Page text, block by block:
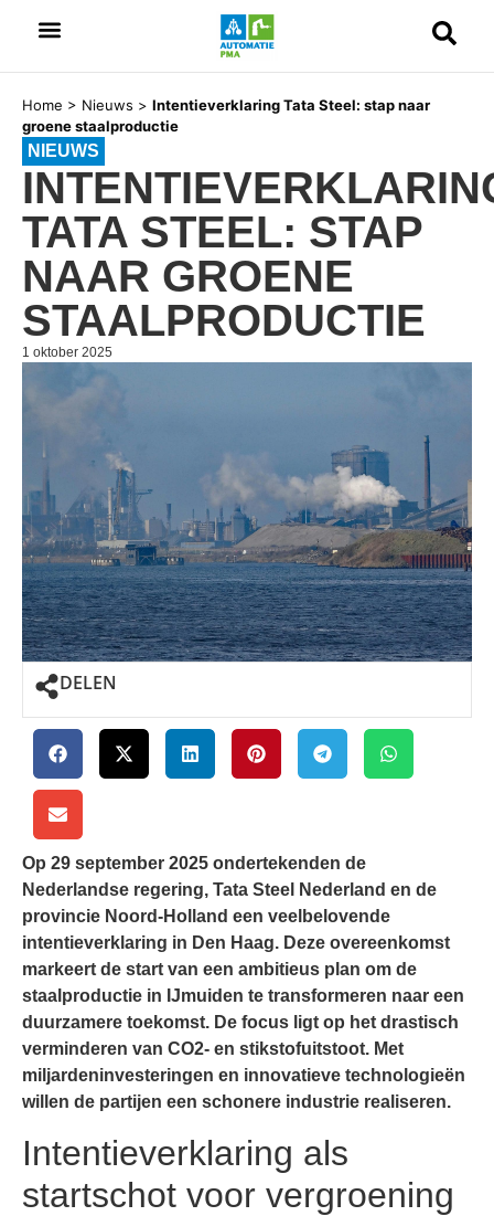
Home > Nieuws > Intentieverklaring Tata Steel: stap naar
groene staalproductie
NIEUWS
TATA STEEL: STAP
NAAR GROENE
STAALPRODUCTIE
1 oktober 2025
DELEN
Op 29 september 2025 ondertekenden de
Nederlandse regering, Tata Steel Nederland en de
provincie Noord-Holland een veelbelovende
intentieverklaring in Den Haag. Deze overeenkomst
markeert de start van een ambitieus plan om de
staalproductie in IJmuiden te transformeren naar een
duurzamere toekomst. De focus ligt op het drastisch
verminderen van CO2- en stikstofuitstoot. Met
miljardeninvesteringen en innovatieve technologieën
willen de partijen een schonere industrie realiseren.
Intentieverklaring als
startschot voor vergroening